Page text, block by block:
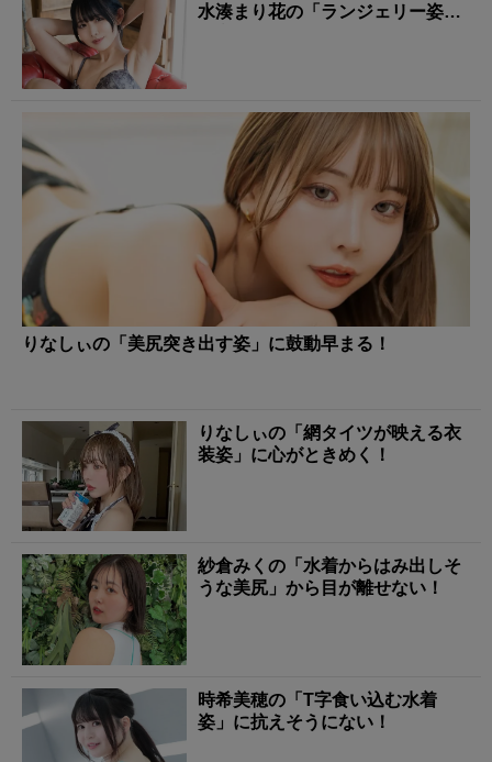
水湊まり花の「ランジェリー姿」
りなしぃの「美尻突き出す姿」に鼓動早まる！
りなしぃの「網タイツが映える衣
装姿」に心がときめく！
紗倉みくの「水着からはみ出しそ
うな美尻」から目が離せない！
時希美穂の「T字食い込む水着
姿」に抗えそうにない！